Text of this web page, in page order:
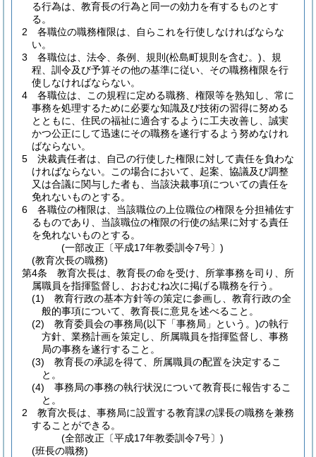
る行為は、教育長の行為と同一の効力を有するものとす
る。
2
各職位の職務権限は、自らこれを行使しなければならな
い。
3
各職位は、法令、条例、規則 (松島町規則を含む。) 、規
程、訓令及び予算その他の基準に従い、その職務権限を行
使しなければならない。
4
各職位は、この規程に定める職務、権限等を熟知し、常に
事務を処理するために必要な知識及び技術の習得に努める
とともに、住民の福祉に適合するように工夫改善し、誠実
かつ公正にして迅速にその職務を遂行するよう努めなけれ
ばならない。
5
決裁責任者は、自己の行使した権限に対して責任を負わな
ければならない。
この場合において、起案、協議及び調整
又は合議に関与した者も、当該決裁事項についての責任を
免れないものとする。
6
各職位の権限は、当該職位の上位職位の権限を分担補佐す
るものであり、当該職位の権限の行使の結果に対する責任
を免れないものとする。
(一部改正〔平成17年教委訓令7号〕)
(教育次長の職務)
第4条
教育次長は、教育長の命を受け、所掌事務を司り、所
属職員を指揮監督し、おおむね次に掲げる職務を行う。
(1)
教育行政の基本方針等の策定に参画し、教育行政の全
般的事項について、教育長に意見を述べること。
(2)
教育委員会の事務局(以下「事務局」という。)の執行
方針、業務計画を策定し、所属職員を指揮監督し、事務
局の事務を遂行すること。
(3)
教育長の承認を得て、所属職員の配置を決定するこ
と。
(4)
事務局の事務の執行状況について教育長に報告するこ
と。
2
教育次長は、事務局に設置する教育課の課長の職務を兼務
することができる。
(全部改正〔平成17年教委訓令7号〕)
(班長の職務)